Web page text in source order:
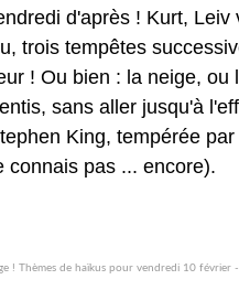
d'après ! Kurt, Leiv
trois tempêtes
! Ou bien : la neige, ou
sans aller jusqu'à
King, tempérée
connais pas ... encore).